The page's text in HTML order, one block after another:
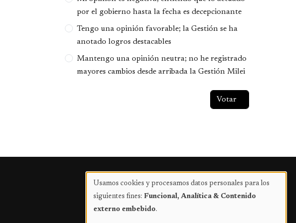
por el gobierno hasta la fecha es decepcionante
Tengo una opinión favorable; la Gestión se ha
anotado logros destacables
Mantengo una opinión neutra; no he registrado
mayores cambios desde arribada la Gestión Milei
Publicidad
Uso
de
Usamos cookies y procesamos datos personales para los
siguientes fines: Funcional, Analítica & Contenido
externo embebido.